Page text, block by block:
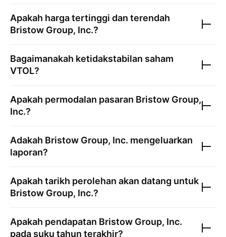
Apakah harga tertinggi dan terendah
Bristow Group, Inc.?
Bagaimanakah ketidakstabilan saham
VTOL?
Apakah permodalan pasaran Bristow Group,
Inc.?
Adakah Bristow Group, Inc. mengeluarkan
laporan?
Apakah tarikh perolehan akan datang untuk
Bristow Group, Inc.?
Apakah pendapatan Bristow Group, Inc.
pada suku tahun terakhir?